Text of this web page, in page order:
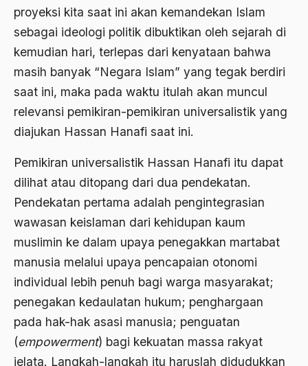
proyeksi kita saat ini akan kemandekan Islam
sebagai ideologi politik dibuktikan oleh sejarah di
kemudian hari, terlepas dari kenyataan bahwa
masih banyak “Negara Islam” yang tegak berdiri
saat ini, maka pada waktu itulah akan muncul
relevansi pemikiran-pemikiran universalistik yang
diajukan Hassan Hanafi saat ini.
Pemikiran universalistik Hassan Hanafi itu dapat
dilihat atau ditopang dari dua pendekatan.
Pendekatan pertama adalah pengintegrasian
wawasan keislaman dari kehidupan kaum
muslimin ke dalam upaya penegakkan martabat
manusia melalui upaya pencapaian otonomi
individual lebih penuh bagi warga masyarakat;
penegakan kedaulatan hukum; penghargaan
pada hak-hak asasi manusia; penguatan
(empowerment) bagi kekuatan massa rakyat
jelata. Langkah-langkah itu haruslah didudukkan
Asas Pluralisme
Asas Tunggal
asean
Asghar Ali Engineer
Ashram Ghandi
Asia
Asia Tenggara
Asimilasi
Asosiasi
Aspek Etika
Aspek Politis
Aspek religius Agama
Aspek Teknis